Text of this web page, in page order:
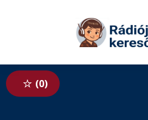
Tovább a tartalomhoz
0